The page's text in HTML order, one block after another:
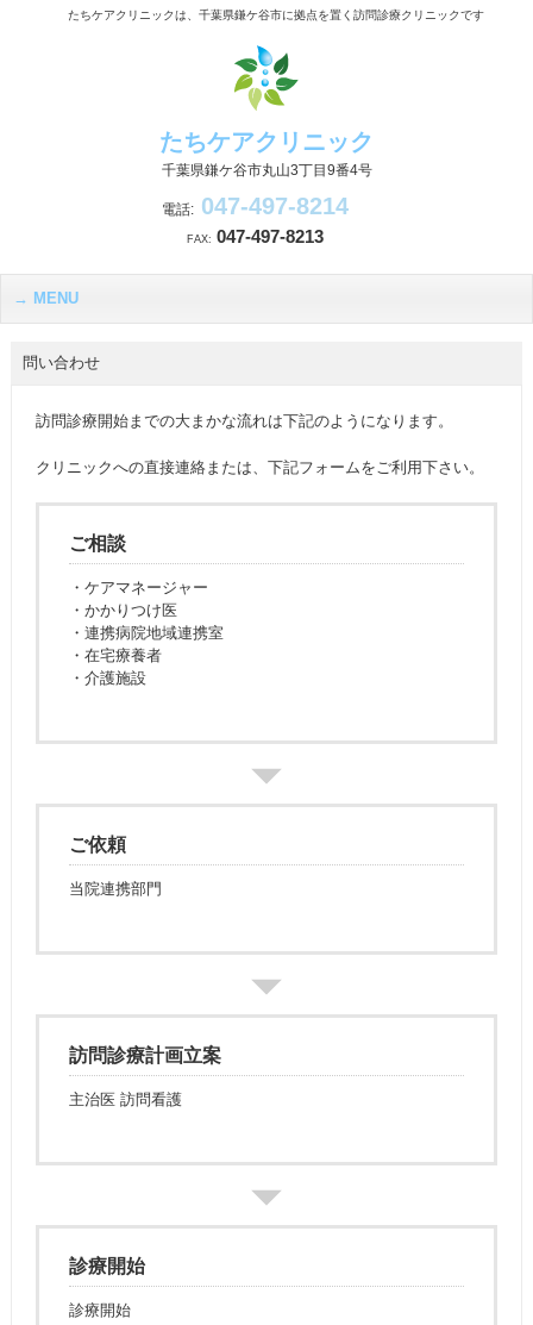
たちケアクリニックは、千葉県鎌ケ谷市に拠点を置く訪問診療クリニックです
たちケアクリニック
千葉県鎌ケ谷市丸山3丁目9番4号
電話:047-497-8214
FAX: 047-497-8213
MENU
問い合わせ
訪問診療開始までの大まかな流れは下記のようになります。
クリニックへの直接連絡または、下記フォームをご利用下さい。
ご相談
・ケアマネージャー
・かかりつけ医
・連携病院地域連携室
・在宅療養者
・介護施設
ご依頼
当院連携部門
訪問診療計画立案
主治医 訪問看護
診療開始
診療開始